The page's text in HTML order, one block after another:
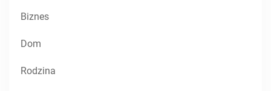
Biznes
Dom
Rodzina